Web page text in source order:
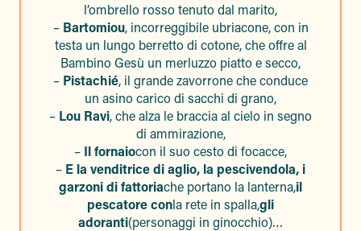
l’ombrello rosso tenuto dal marito,
– Bartomiou, incorreggibile ubriacone, con in
testa un lungo berretto di cotone, che offre al
Bambino Gesù un merluzzo piatto e secco,
– Pistachié, il grande zavorrone che conduce
un asino carico di sacchi di grano,
– Lou Ravi, che alza le braccia al cielo in segno
di ammirazione,
– Il fornaiocon il suo cesto di focacce,
– E la venditrice di aglio, la pescivendola, i
garzoni di fattoriache portano la lanterna,il
pescatore conla rete in spalla,gli
adoranti(personaggi in ginocchio)…